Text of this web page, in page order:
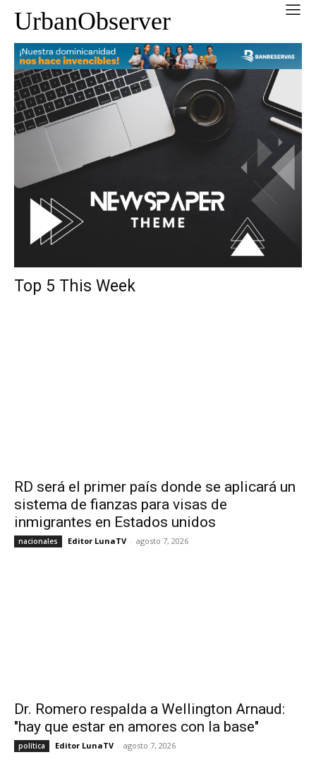
UrbanObserver
Top 5 This Week
RD será el primer país donde se aplicará un
sistema de fianzas para visas de
inmigrantes en Estados unidos
nacionales Editor LunaTV - agosto 7, 2026
Dr. Romero respalda a Wellington Arnaud:
"hay que estar en amores con la base"
política Editor LunaTV - agosto 7, 2026